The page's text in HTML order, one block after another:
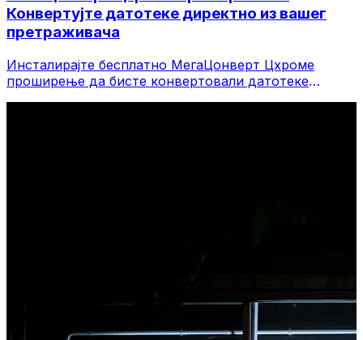
Конвертујте датотеке директно из вашег
претраживача
Инсталирајте бесплатно МегаЦонверт Цхроме
проширење да бисте конвертовали датотеке